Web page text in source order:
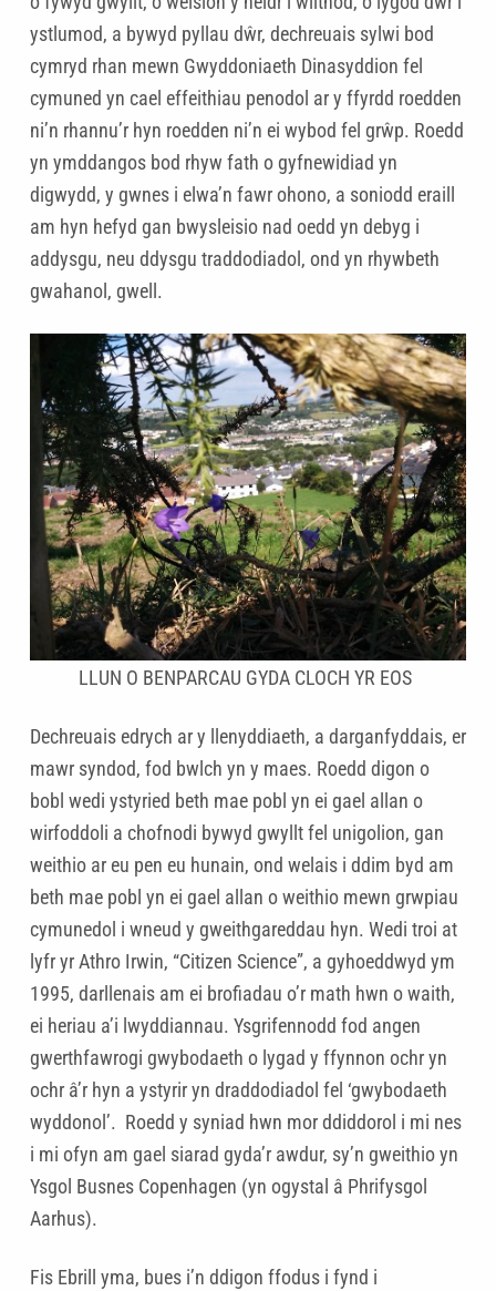
ystlumod, a bywyd pyllau dŵr, dechreuais sylwi bod
cymryd rhan mewn Gwyddoniaeth Dinasyddion fel
cymuned yn cael effeithiau penodol ar y ffyrdd roedden
ni’n rhannu’r hyn roedden ni’n ei wybod fel grŵp. Roedd
yn ymddangos bod rhyw fath o gyfnewidiad yn
digwydd, y gwnes i elwa’n fawr ohono, a soniodd eraill
am hyn hefyd gan bwysleisio nad oedd yn debyg i
addysgu, neu ddysgu traddodiadol, ond yn rhywbeth
gwahanol, gwell.
LLUN O BENPARCAU GYDA CLOCH YR EOS
Dechreuais edrych ar y llenyddiaeth, a darganfyddais, er
mawr syndod, fod bwlch yn y maes. Roedd digon o
bobl wedi ystyried beth mae pobl yn ei gael allan o
wirfoddoli a chofnodi bywyd gwyllt fel unigolion, gan
weithio ar eu pen eu hunain, ond welais i ddim byd am
beth mae pobl yn ei gael allan o weithio mewn grwpiau
cymunedol i wneud y gweithgareddau hyn. Wedi troi at
lyfr yr Athro Irwin, “Citizen Science”, a gyhoeddwyd ym
1995, darllenais am ei brofiadau o’r math hwn o waith,
ei heriau a’i lwyddiannau. Ysgrifennodd fod angen
gwerthfawrogi gwybodaeth o lygad y ffynnon ochr yn
ochr â’r hyn a ystyrir yn draddodiadol fel ‘gwybodaeth
wyddonol’. Roedd y syniad hwn mor ddiddorol i mi nes
i mi ofyn am gael siarad gyda’r awdur, sy’n gweithio yn
Ysgol Busnes Copenhagen (yn ogystal â Phrifysgol
Aarhus).
Fis Ebrill yma, bues i’n ddigon ffodus i fynd i